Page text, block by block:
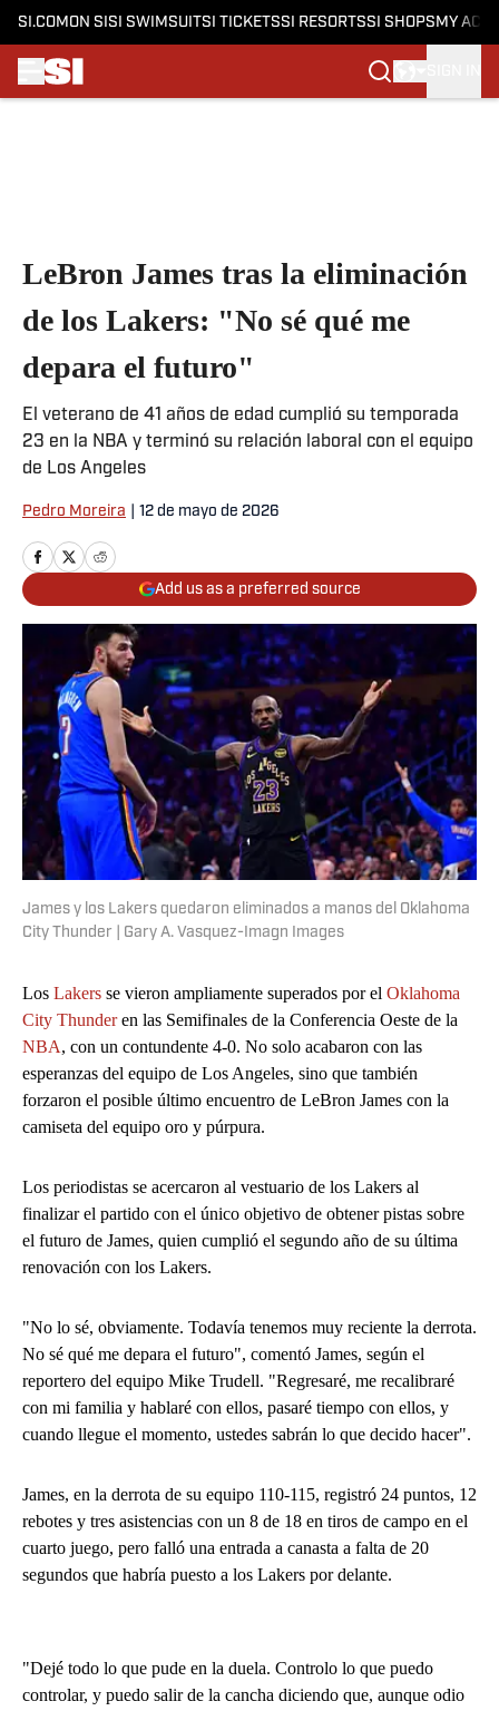
SI.COM ON SI SI SWIMSUITSI TICKETSSI RESORTSSI SHOPS MY
LeBron James tras la eliminación
de los Lakers: "No sé qué me
depara el futuro"
El veterano de 41 años de edad cumplió su temporada
23 en la NBA y terminó su relación laboral con el equipo
de Los Angeles
Pedro Moreira 12 de mayo de 2026
Add us as a preferred source
James y los Lakers quedaron eliminados a manos del Oklahoma
City Thunder | Gary A. Vasquez-Imagn Images
Los Lakers se vieron ampliamente superados por el Oklahoma
City Thunderen las Semifinales de la Conferencia Oeste de la
NBA, con un contundente 4-0. No solo acabaron con las
esperanzas del equipo de Los Angeles, sino que también
forzaron el posible último encuentro de LeBron James con la
camiseta del equipo oro y púrpura.
Los periodistas se acercaron al vestuario de los Lakers al
finalizar el partido con el único objetivo de obtener pistas sobre
el futuro de James, quien cumplió el segundo año de su última
renovación con los Lakers.
"No lo sé, obviamente. Todavía tenemos muy reciente la derrota.
No sé qué me depara el futuro", comentó James, según el
reportero del equipo Mike Trudell. "Regresaré, me recalibraré
con mi familia y hablaré con ellos, pasaré tiempo con ellos, y
cuando llegue el momento, ustedes sabrán lo que decido hacer".
James, en la derrota de su equipo 110-115, registró 24 puntos, 12
rebotes y tres asistencias con un 8 de 18 en tiros de campo en el
cuarto juego, pero falló una entrada a canasta a falta de 20
segundos que habría puesto a los Lakers por delante.
"Dejé todo lo que pude en la duela. Controlo lo que puedo
controlar, y puedo salir de la cancha diciendo que, aunque odio